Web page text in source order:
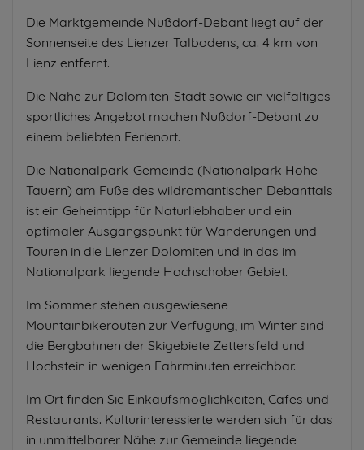
Die Marktgemeinde Nußdorf-Debant liegt auf der
Sonnenseite des Lienzer Talbodens, ca. 4 km von
Lienz entfernt.
Die Nähe zur Dolomiten-Stadt sowie ein vielfältiges
sportliches Angebot machen Nußdorf-Debant zu
einem beliebten Ferienort.
Die Nationalpark-Gemeinde (Nationalpark Hohe
Tauern) am Fuße des wildromantischen Debanttals
ist ein Geheimtipp für Naturliebhaber und ein
optimaler Ausgangspunkt für Wanderungen und
Touren in die Lienzer Dolomiten und in das im
Nationalpark liegende Hochschober Gebiet.
Im Sommer stehen ausgewiesene
Mountainbikerouten zur Verfügung, im Winter sind
die Bergbahnen der Skigebiete Zettersfeld und
Hochstein in wenigen Fahrminuten erreichbar.
Im Ort finden Sie Einkaufsmöglichkeiten, Cafes und
Restaurants. Kulturinteressierte werden sich für das
in unmittelbarer Nähe zur Gemeinde liegende